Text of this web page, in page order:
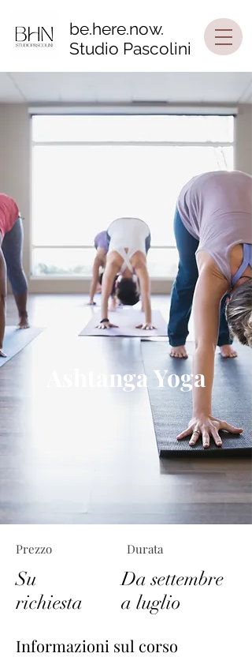
be.here.now.
Studio Pascolini
Ashtanga Yoga
Prezzo
Su
richiesta
Durata
Da settembre
a luglio
Informazioni sul corso